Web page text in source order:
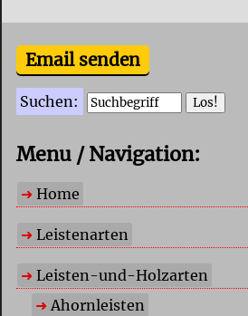
Email senden
Suchen:
Menu / Navigation:
Home
Leistenarten
Leisten-und-Holzarten
Ahornleisten